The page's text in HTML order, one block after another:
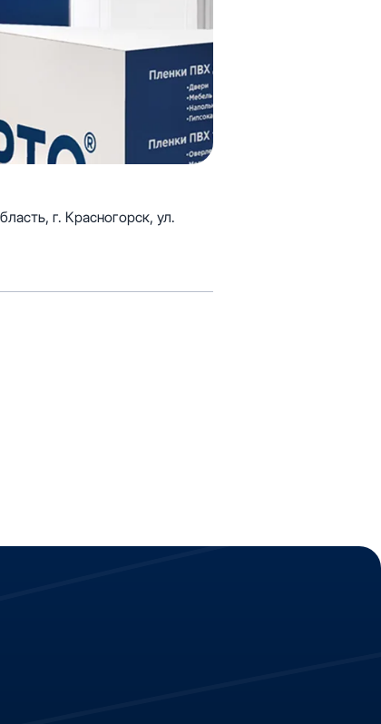
г. Красногорск, ул.